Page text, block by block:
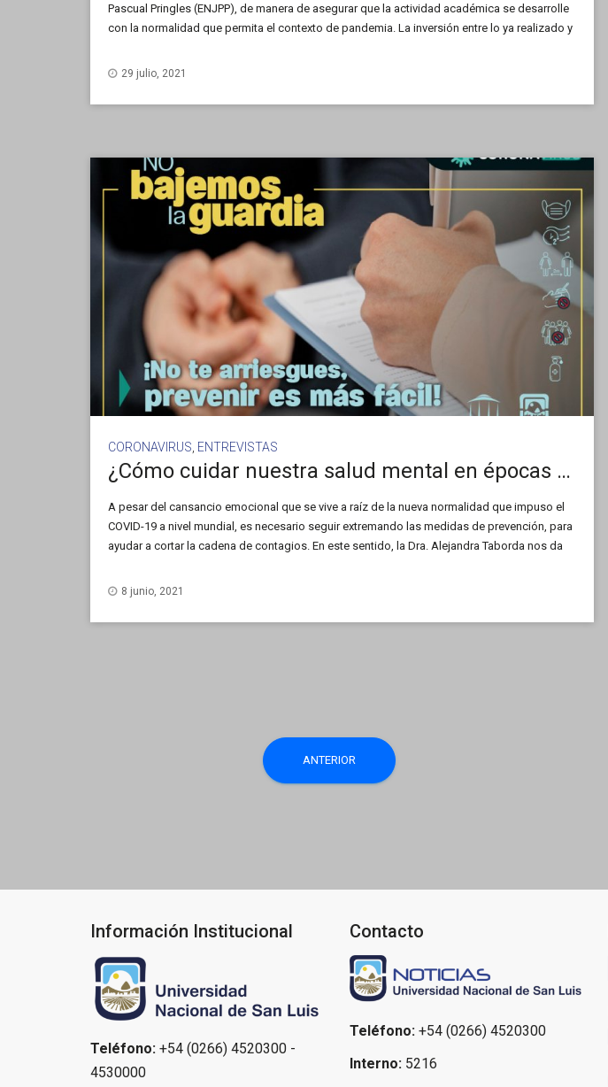
Pascual Pringles (ENJPP), de manera de asegurar que la actividad académica se desarrolle
con la normalidad que permita el contexto de pandemia. La inversión entre lo ya realizado y
29 julio, 2021
CORONAVIRUS ENTREVISTAS
¿Cómo cuidar nuestra salud mental en épocas de pandemia?
A pesar del cansancio emocional que se vive a raíz de la nueva normalidad que impuso el
COVID-19 a nivel mundial, es necesario seguir extremando las medidas de prevención, para
ayudar a cortar la cadena de contagios. En este sentido, la Dra. Alejandra Taborda nos da
8 junio, 2021
Navegación
de
ANTERIOR
Información Institucional
Teléfono: +54 (0266) 4520300 -
4530000
Contacto
Teléfono:+54 (0266) 4520300
Interno:5216